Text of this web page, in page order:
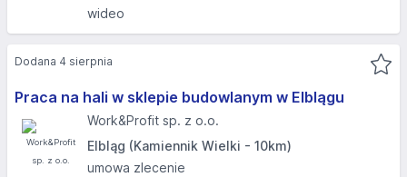
wideo
Praca na hali w sklepie budowlanym w Elblągu
Work&Profit sp. z o.o.
Elbląg (Kamiennik Wielki - 10km)
umowa zlecenie
Dodana 4 sierpnia